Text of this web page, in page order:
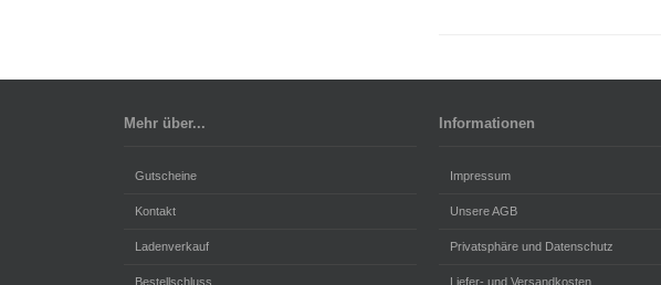
Mehr über...
Gutscheine
Kontakt
Ladenverkauf
Bestellschluss
Informationen
Impressum
Unsere AGB
Privatsphäre und Datenschutz
Liefer- und Versandkosten